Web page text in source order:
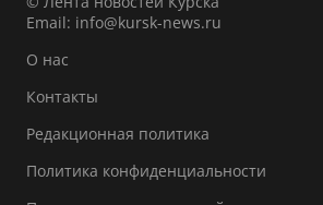
Email: info@kursk-news.ru
О нас
Контакты
Редакционная политика
Политика конфиденциальности